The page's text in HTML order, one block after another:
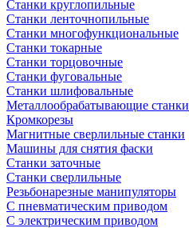
Станки круглопильные
Станки ленточнопильные
Станки многофункциональные
Станки токарные
Станки торцовочные
Станки фуговальные
Станки шлифовальные
Металлообрабатывающие станки
Кромкорезы
Магнитные сверлильные станки
Машины для снятия фаски
Станки заточные
Станки сверлильные
Резьбонарезные манипуляторы
С пневматическим приводом
С электрическим приводом